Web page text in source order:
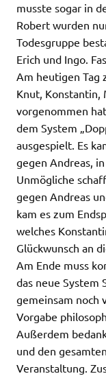
musste sogar in
Robert wurden
Todesgruppe
Erich und Ingo.
Am heutigen Tag
Knut, Konstantin,
vorgenommen
dem System
ausgespielt. Es
gegen Andreas,
Unmögliche
gegen Andreas
kam es zum
welches
Glückwunsch an
Am Ende muss
das neue System
gemeinsam noch
Vorgabe
Außerdem
und den
Veranstaltung.